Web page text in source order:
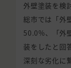
外壁塗装を検
総市では「外
50.0%、「外
装をしたと回
深刻な劣化に